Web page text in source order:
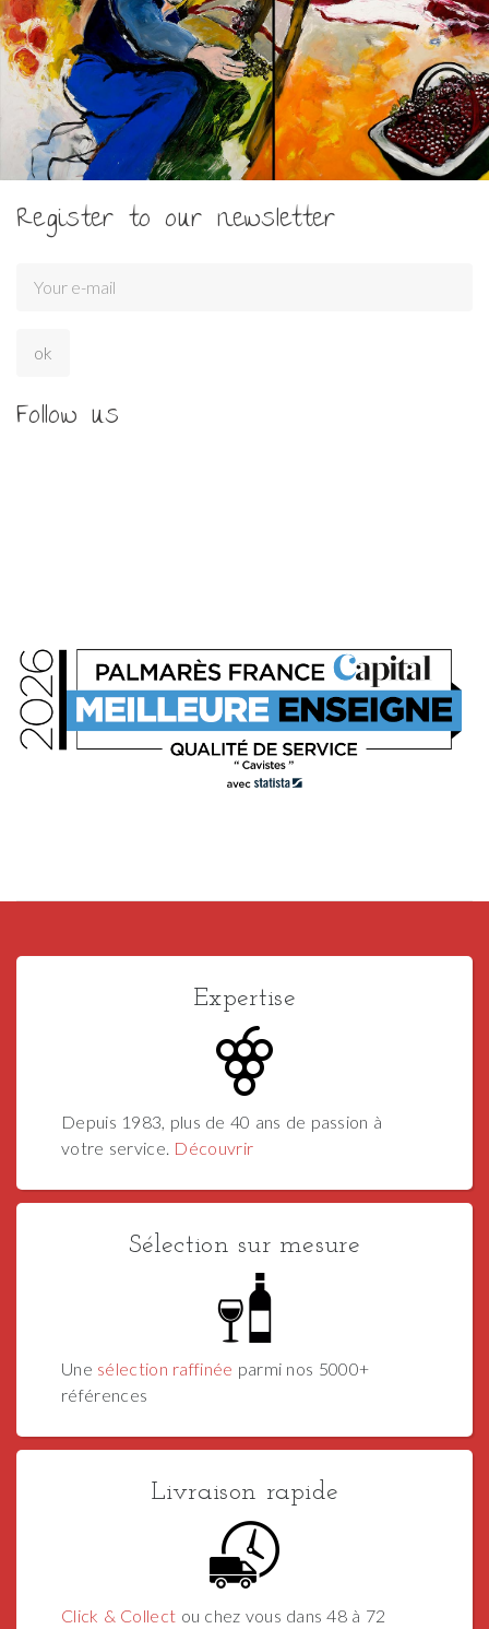
Register to our newsletter
Follow us
Expertise
Depuis 1983, plus de 40 ans de passion à
votre service. Découvrir
Sélection sur mesure
Une sélection raffinée parmi nos 5000+
références
Livraison rapide
Click & Collect ou chez vous dans 48 à 72